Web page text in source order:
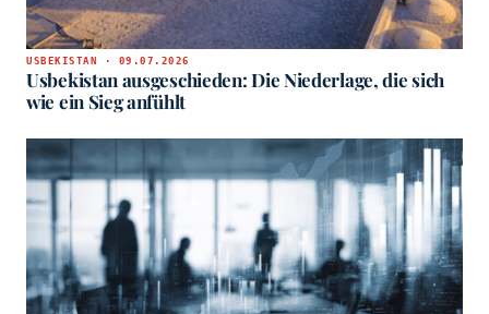
USBEKISTAN · 09.07.2026
Usbekistan ausgeschieden: Die Niederlage, die sich
wie ein Sieg anfühlt